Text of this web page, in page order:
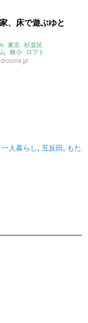
、床で遊ぶゆと
東京 杉並区
狭小 ロフト
ン 畳 一人暮らし
一人暮らし, 五反田, もた